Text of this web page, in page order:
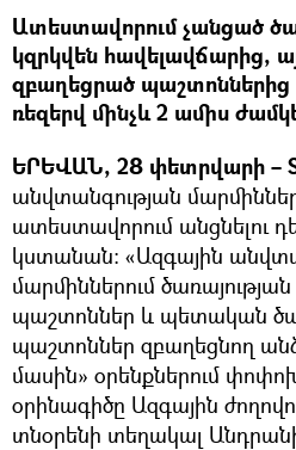
Ատեստավորում չանցած
կզրկվեն հավելավճարից,
զբաղեցրած պաշտոններից
ռեզերվ մինչև 2 ամիս
ԵՐԵՎԱՆ, 28 փետրվարի –
անվտանգության
ատեստավորում անցնելու
կստանան։ «Ազգային
մարմիններում
պաշտոններ և պետական
պաշտոններ զբաղեցնող
մասին» օրենքներում
օրինագիծը Ազգային
տնօրենի տեղակալ